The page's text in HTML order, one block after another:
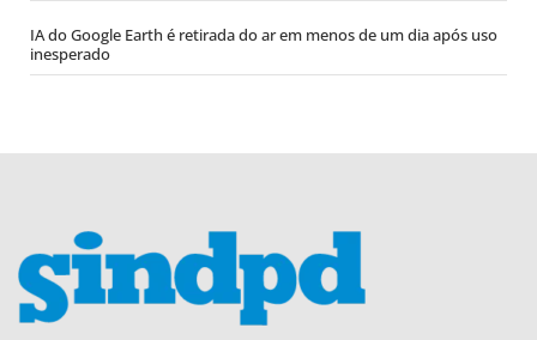
IA do Google Earth é retirada do ar em menos de um dia após uso
inesperado